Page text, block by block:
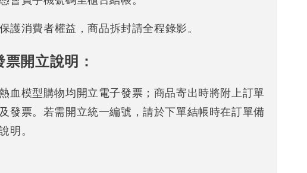
護消費者權益，商品拆封請全程錄影。
票開立說明：
血模型購物均開立電子發票；商品寄出時將附上訂單
發票。若需開立統一編號，請於下單結帳時在訂單備
明。